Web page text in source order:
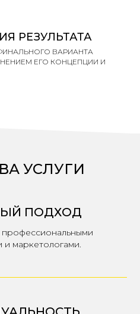
РЕЗУЛЬТАТА
ВАРИАНТА
ЕГО КОНЦЕПЦИИ И
УСЛУГИ
ПОДХОД
профессиональными
и маркетологами.